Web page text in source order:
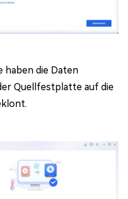
haben die Daten
Quellfestplatte auf die